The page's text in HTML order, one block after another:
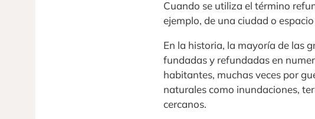
Cuando se utiliza el término
ejemplo, de una ciudad o
En la historia, la mayoría de las
fundadas y refundadas en
habitantes, muchas veces por
naturales como inundaciones,
cercanos.